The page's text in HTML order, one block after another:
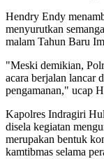
Hendry Endy
menyurutkan
malam Tahun Baru
"Meski demikian,
acara berjalan lancar
pengamanan," ucap
Kapolres Indragiri
disela kegiatan
merupakan bentuk
kamtibmas selama